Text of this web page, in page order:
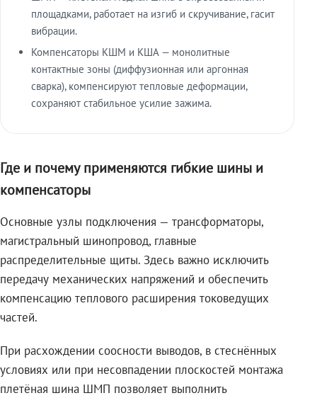
площадками, работает на изгиб и скручивание, гасит
вибрации.
Компенсаторы КШМ и КША — монолитные
контактные зоны (диффузионная или аргонная
сварка), компенсируют тепловые деформации,
сохраняют стабильное усилие зажима.
Где и почему применяются гибкие шины и
компенсаторы
Основные узлы подключения — трансформаторы,
магистральный шинопровод, главные
распределительные щиты. Здесь важно исключить
передачу механических напряжений и обеспечить
компенсацию теплового расширения токоведущих
частей.
При расхождении соосности выводов, в стеснённых
условиях или при несовпадении плоскостей монтажа
плетёная шина ШМП позволяет выполнить